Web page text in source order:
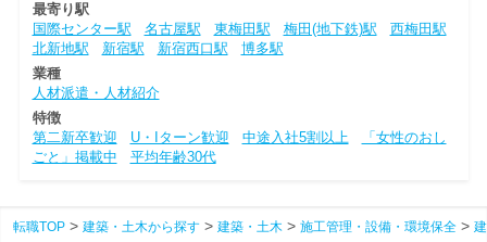
最寄り駅
国際センター駅
名古屋駅 東梅田駅 梅田(地下鉄)駅
西梅田駅
北新地駅
新宿駅 新宿西口駅
博多駅
業種
人材派遣・人材紹介
特徴
第二新卒歓迎
U・Iターン歓迎 中途入社5割以上
「女性のおし
ごと」掲載中
平均年齢30代
転職TOP 建築・土木から探す 建築・土木 施工管理・設備・環境保全